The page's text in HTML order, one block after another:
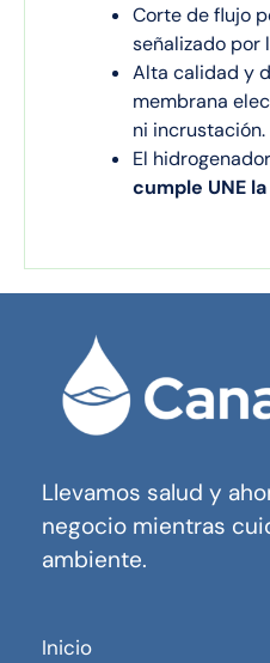
Corte de flujo
señalizado por
Alta calidad y
membrana
ni incrustación.
El
cumple UNE
Llevamos salud y
negocio mientras
ambiente.
Inicio